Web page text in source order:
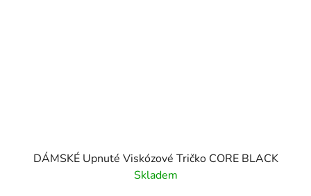
DÁMSKÉ Upnuté Viskózové Tričko CORE BLACK
Skladem